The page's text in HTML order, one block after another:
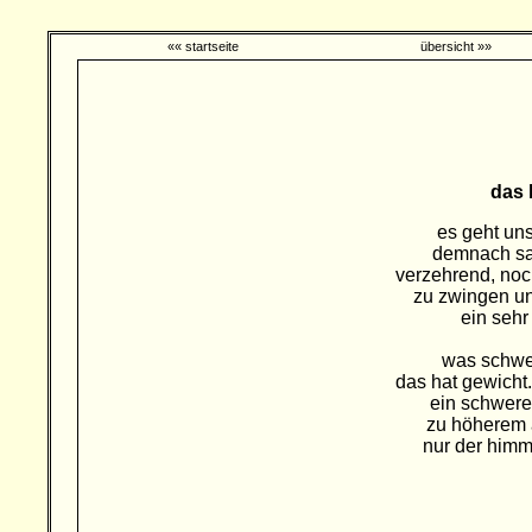
«« startseite übersicht »»
das
es geht
demnach
verzehrend,
zu zwingen
ein
was
das hat
ein
zu höherem
nur der